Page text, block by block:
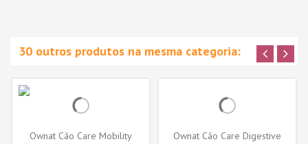
30 outros produtos na mesma categoria:
Ownat Cão Care Mobility Ownat Cão Care Digestive